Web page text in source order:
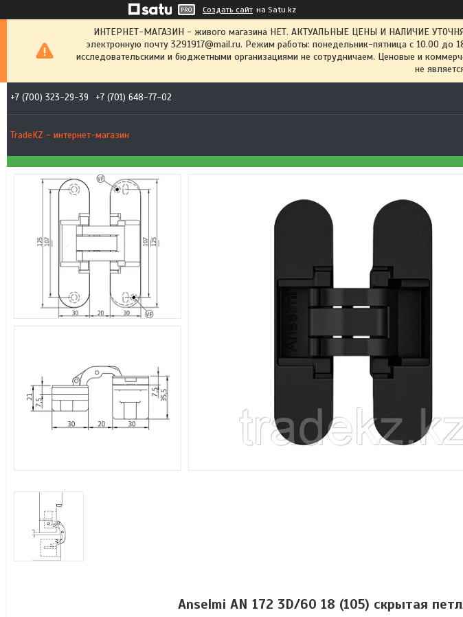
Создать сайт на Satu.kz
ИНТЕРНЕТ-МАГАЗИН - живого магазина НЕТ. АКТУАЛЬНЫЕ ЦЕНЫ И НАЛИЧИЕ
электронную почту 3291917@mail.ru. Режим работы: понедельник-пятница с 10.00
исследовательскими и бюджетными организациями не сотрудничаем. Ценовые и
не
+7 (700) 323-29-39 +7 (701) 648-77-02
TradeKZ - интернет-магазин
Anselmi AN 172 3D/60 18 (105) скрытая